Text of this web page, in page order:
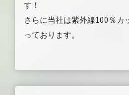
す！
さらに当社は紫外線100％カ
っております。